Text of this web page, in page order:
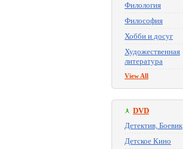
Филология
Философия
Хобби и досуг
Художественная
литература
View All
DVD
Детектив, Боевик
Детское Кино